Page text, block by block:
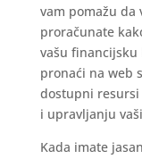
vam pomažu da
proračunate
vašu financijsku
pronaći na web
dostupni
i upravljanju
Kada imate